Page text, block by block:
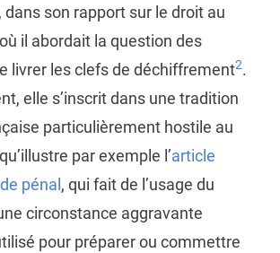
dans son rapport sur le droit au
il abordait la question des
livrer les clefs de déchiffrement2.
elle s’inscrit dans une tradition
particulièrement hostile au
par exemple l’article
pénal , qui fait de l’usage du
circonstance aggravante
pour préparer ou commettre